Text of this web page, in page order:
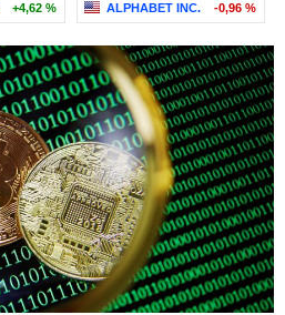
+4,62 % ALPHABET INC. -0,96 %